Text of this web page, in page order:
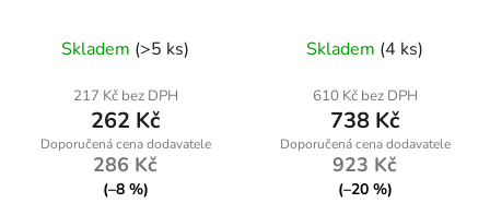
Skladem (>5 ks)
217 Kč bez DPH
262 Kč
286 Kč
(–8 %)
Skladem (4 ks)
610 Kč bez DPH
738 Kč
923 Kč
(–20 %)